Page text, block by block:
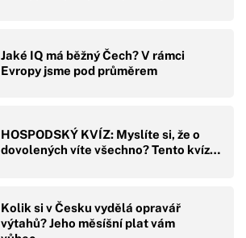
Jaké IQ má běžný Čech? V rámci
Evropy jsme pod průměrem
HOSPODSKÝ KVÍZ: Myslíte si, že o
dovolených víte všechno? Tento kvíz…
Kolik si v Česku vydělá opravář
výtahů? Jeho měsíšní plat vám